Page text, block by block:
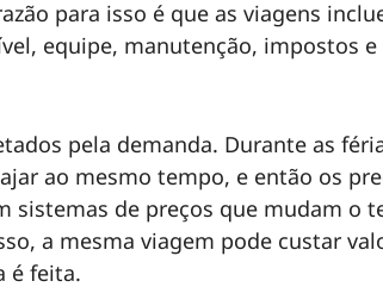
para isso é que as viagens
equipe, manutenção, impostos
pela demanda. Durante as
ao mesmo tempo, e então os
sistemas de preços que mudam o
a mesma viagem pode custar
é feita.